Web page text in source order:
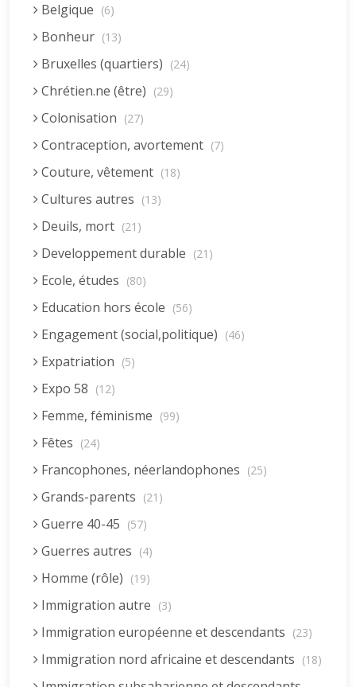
Belgique (6)
Bonheur (13)
Bruxelles (quartiers) (24)
Chrétien.ne (être) (29)
Colonisation (27)
Contraception, avortement (7)
Couture, vêtement (18)
Cultures autres (13)
Deuils, mort (21)
Developpement durable (21)
Ecole, études (80)
Education hors école (56)
Engagement (social,politique) (46)
Expatriation (5)
Expo 58 (12)
Femme, féminisme (99)
Fêtes (24)
Francophones, néerlandophones (25)
Grands-parents (21)
Guerre 40-45 (57)
Guerres autres (4)
Homme (rôle) (19)
Immigration autre (3)
Immigration européenne et descendants (23)
Immigration nord africaine et descendants (18)